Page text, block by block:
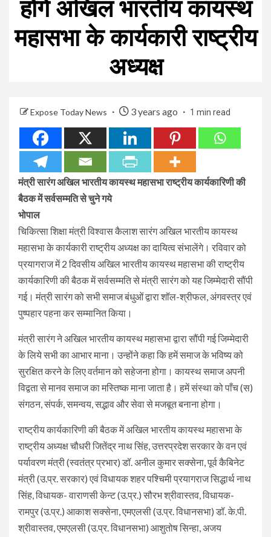
होंगे अखिल भारतीय कायस्थ
महासभा के कार्यकारी राष्ट्रीय
अध्यक्ष
Expose Today News 3 years ago 1 min read
मंत्री सारंग अखिल भारतीय कायस्थ महासभा राष्ट्रीय कार्यकारिणी की
बैठक में सर्वसम्मति से चुने गये
भोपाल
चिकित्सा शिक्षा मंत्री विश्वास कैलाश सारंग अखिल भारतीय कायस्थ
महासभा के कार्यकारी राष्ट्रीय अध्यक्ष का दायित्व संभालेंगे। रविवार को
प्रयागराज में 2 दिवसीय अखिल भारतीय कायस्थ महासभा की राष्ट्रीय
कार्यकारिणी की बैठक में सर्वसम्मति से मंत्री सारंग को यह जिम्मेदारी सौंपी
गई। मंत्री सारंग को सभी समाज बंधुओं द्वारा शॉल-श्रीफल, अंगवस्त्र एवं
पुष्पहार पहना कर सम्मानित किया।
मंत्री सारंग ने अखिल भारतीय कायस्थ महासभा द्वारा सौंपी गई जिम्मेदारी
के लिये सभी का आभार माना। उन्होंने कहा कि हमें समाज के भविष्य को
सुरक्षित करने के लिए वर्तमान को सहेजना होगा। कायस्थ समाज अपनी
विद्वता से मानव समाज का मस्तिष्क माना जाता है। हमें संस्था को पाँच (स)
संगठन, संपर्क, समन्वय, सद्भाव और सेवा से मजबूत बनाना होगा।
राष्ट्रीय कार्यकारिणी की बैठक में अखिल भारतीय कायस्थ महासभा के
राष्ट्रीय अध्यक्ष चौधरी जितेंद्र नाथ सिंह, उत्तरप्रदेश सरकार के वन एवं
पर्यावरण मंत्री (स्वतंत्र प्रभार) डॉ. अनील कुमार सक्सेना, पूर्व कैबिनेट
मंत्री (उ.प्र. सरकार) एवं विधायक शहर पश्चिमी प्रयागराज सिद्धार्थ नाथ
सिंह, विधायक- वाराणसी केन्ट (उ.प्र.) सौरभ श्रीवास्तव, विधायक-
रामपुर (उ.प्र.) आकाश सक्सेना, एमएलसी (उ.प्र. विधानसभा) डॉ. के.पी.
श्रीवास्तव, एमएलसी (उ.प्र. विधानसभा) आशुतोष सिन्हा, अजय